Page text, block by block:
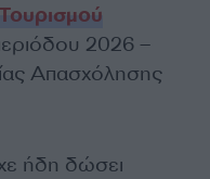
2026 –
Απασχόλησης
ήδη δώσει